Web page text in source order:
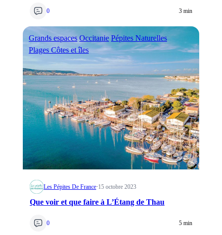
0 3 min
Grands espaces Occitanie Pépites Naturelles
Plages Côtes et îles
Les Pépites De France·15 octobre 2023
Que voir et que faire à L’Étang de Thau
0 5 min